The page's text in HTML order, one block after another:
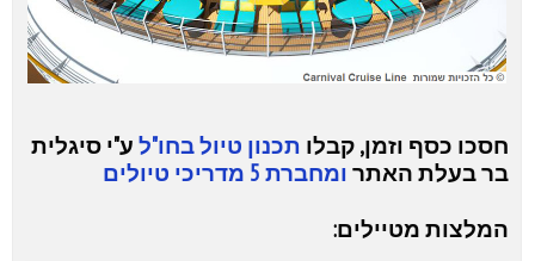
חסכו כסף וזמן, קבלו תכנון טיול בחו"ל ע"י סיגלית
בר בעלת האתר ומחברת 5 מדריכי טיולים
המלצות מטיילים: